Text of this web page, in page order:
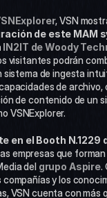
, VSN
de este MAM
IN2IT de Woody
visitantes podrán
sistema de ingesta
de
de contenido de un
VSNExplorer.
en el Booth N.1229
empresas que
del grupo Aspire.
y los
VSN cuenta con más